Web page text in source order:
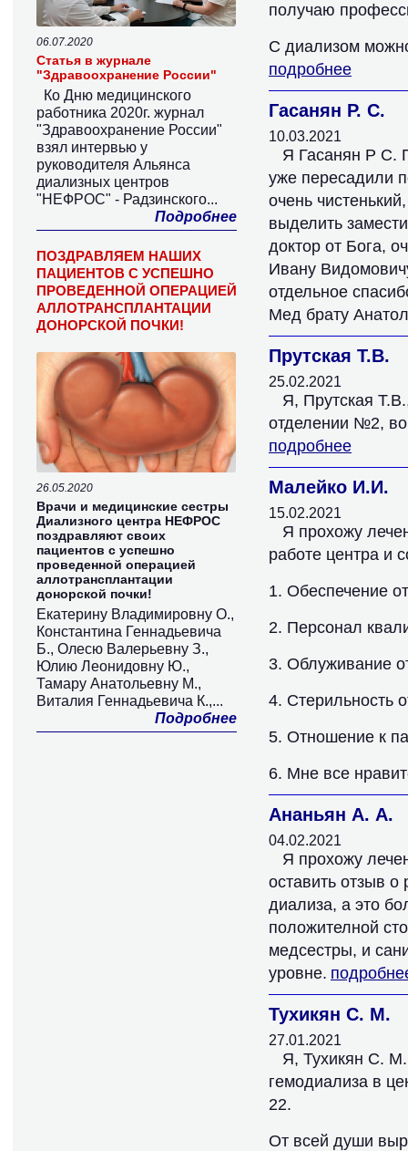
получаю
С диализом
подробнее
Гасанян Р. С.
10.03.2021
Я Гасанян Р С.
уже пересадили
очень
выделить
доктор от Бога,
Ивану
отдельное
Мед брату
Прутская Т.В.
25.02.2021
Я, Прутская
отделении №2, во
подробнее
Малейко И.И.
15.02.2021
Я прохожу
работе центра и
1. Обеспечение
2. Персонал
3. Облуживание
4. Стерильность
5. Отношение к
6. Мне все
Ананьян А. А.
04.02.2021
Я прохожу
оставить отзыв о
диализа, а это
положителной
медсестры, и
уровне.
Тухикян С. М.
27.01.2021
Я, Тухикян С.
гемодиализа в
22.
От всей души
06.07.2020
Статья в журнале
"Здравоохранение России"
Ко Дню медицинского
работника 2020г. журнал
"Здравоохранение России"
взял интервью у
руководителя Альянса
диализных центров
"НЕФРОС" - Радзинского...
Подробнее
ПОЗДРАВЛЯЕМ НАШИХ
ПАЦИЕНТОВ С УСПЕШНО
ПРОВЕДЕННОЙ ОПЕРАЦИЕЙ
АЛЛОТРАНСПЛАНТАЦИИ
ДОНОРСКОЙ ПОЧКИ!
26.05.2020
Врачи и медицинские сестры
Диализного центра НЕФРОС
поздравляют своих
пациентов с успешно
проведенной операцией
аллотрансплантации
донорской почки!
Екатерину Владимировну О.,
Константина Геннадьевича
Б., Олесю Валерьевну З.,
Юлию Леонидовну Ю.,
Тамару Анатольевну М.,
Виталия Геннадьевича К.,...
Подробнее